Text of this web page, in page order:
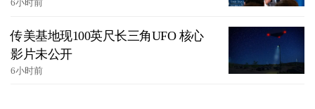
6小时前
传美基地现100英尺长三角UFO 核心
影片未公开
6小时前